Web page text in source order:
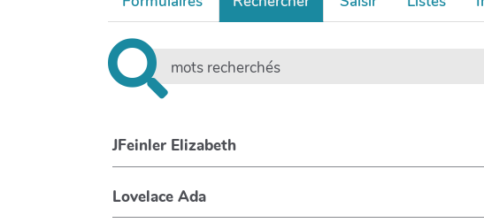
JFeinler Elizabeth
Lovelace Ada